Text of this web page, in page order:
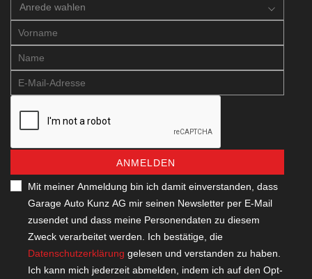
Anrede wahlen
ANMELDEN
Mit meiner Anmeldung bin ich damit einverstanden, dass
Garage Auto Kunz AG mir seinen Newsletter per E-Mail
zusendet und dass meine Personendaten zu diesem
Zweck verarbeitet werden. Ich bestätige, die
Datenschutzerklärung gelesen und verstanden zu haben.
Ich kann mich jederzeit abmelden, indem ich auf den Opt-